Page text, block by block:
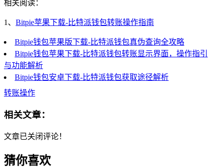
相关阅读：
1、 Bitpie苹果下载-比特派钱包转账操作指南
Bitpie钱包苹果版下载-比特派钱包真伪查询全攻略
Bitpie钱包苹果下载-比特派钱包转账显示界面，操作指引
与功能解析
Bitpie钱包安卓下载-比特派钱包获取途径解析
转账操作
相关文章：
文章已关闭评论！
猜你喜欢